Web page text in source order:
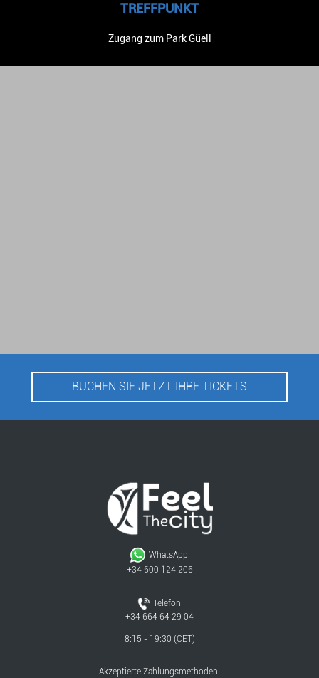
TREFFPUNKT
Zugang zum Park Güell
BUCHEN SIE JETZT IHRE TICKETS
WhatsApp:
+34 600 124 206
Telefon:
+34 664 64 29 04
8:15 - 19:30 (CET)
Akzeptierte Zahlungsmethoden: